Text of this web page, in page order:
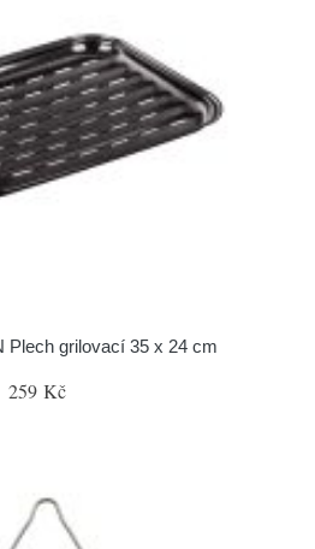
Plech grilovací 35 x 24 cm
259 Kč